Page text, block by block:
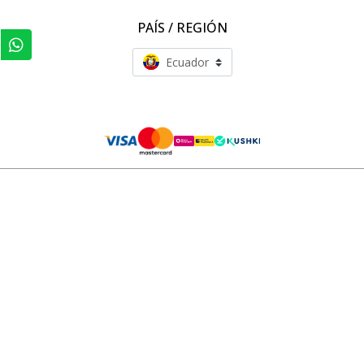
acompañándote en tus 7 días 7 looks con creatividad y estilo
propio.
PAÍS / REGIÓN
Ecuador